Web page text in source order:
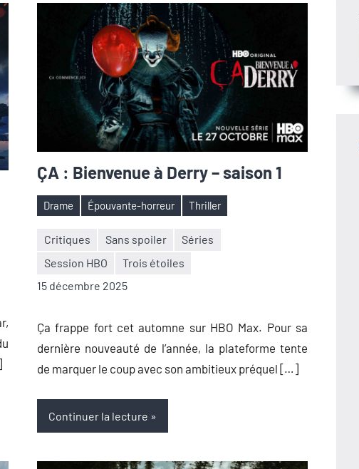
ÇA : Bienvenue à Derry – saison 1
Étiquettes
Drame Épouvante-horreur Thriller
Critiques Sans spoiler
Séries
Session HBO
Trois étoiles
15 décembre 2025
Nicolas
Auger
commentaire
Ça frappe fort cet automne sur HBO Max. Pour sa
dernière nouveauté de l’année, la plateforme tente
de marquer le coup avec son ambitieux préquel […]
Continuer la lecture